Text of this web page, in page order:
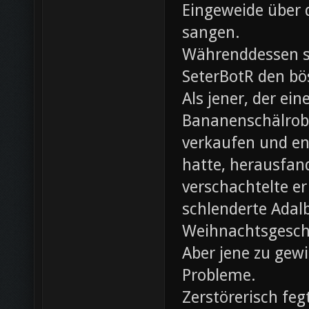
Eingeweide
sangen.
Währenddessen
SeterBotR den
Als jener, der
verkaufen und
hatte,
verschachtelte
schlenderte
Aber jene zu
Probleme.
Zerstörerisch